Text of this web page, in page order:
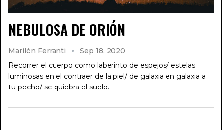
NEBULOSA DE ORIÓN
Marilén Ferranti
Sep 18, 2020
Recorrer el cuerpo como laberinto de espejos/ estelas
luminosas en el contraer de la piel/ de galaxia en galaxia a
tu pecho/ se quiebra el suelo.